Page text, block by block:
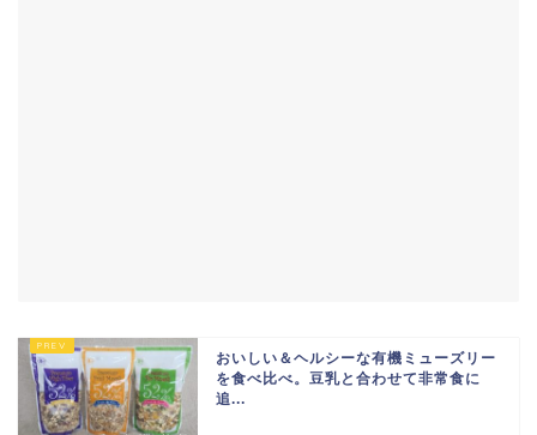
おいしい＆ヘルシーな有機ミューズリー
を食べ比べ。豆乳と合わせて非常食に
追...